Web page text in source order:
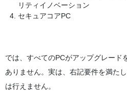
リティイノベーション
セキュアコアPC
では、すべてのPCがアップグレード
ありません。実は、右記要件を満た
は行えません。